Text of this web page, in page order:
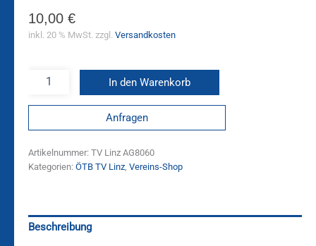
10,00 €
inkl. 20 % MwSt. zzgl. Versandkosten
In den Warenkorb
Anfragen
Artikelnummer: TV Linz AG8060
Kategorien: ÖTB TV Linz Vereins-Shop
Beschreibung